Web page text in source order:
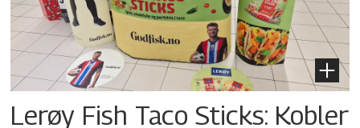
Lerøy Fish Taco Sticks: Kobler